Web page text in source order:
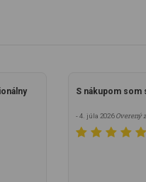
S nákupom som
- 4. júla 2026Overený